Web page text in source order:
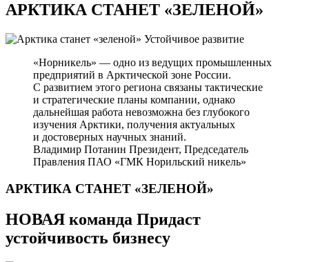
АРКТИКА СТАНЕТ «ЗЕЛЕНОЙ»
Устойчивое развитие
«Норникель» — одно из ведущих промышленных
предприятий в Арктической зоне России.
С развитием этого региона связаны тактические
и стратегические планы компании, однако
дальнейшая работа невозможна без глубокого
изучения Арктики, получения актуальных
и достоверных научных знаний.
Владимир Потанин Президент, Председатель
Правления ПАО «ГМК Норильский никель»
АРКТИКА СТАНЕТ «ЗЕЛЕНОЙ»
НОВАЯ команда Придаст
устойчивость бизнесу